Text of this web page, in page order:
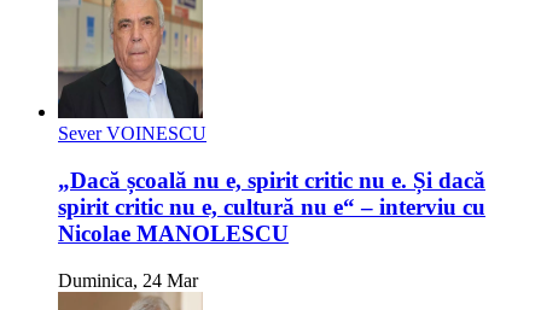
Sever VOINESCU
„Dacă școală nu e, spirit critic nu e. Și dacă
spirit critic nu e, cultură nu e“ – interviu cu
Nicolae MANOLESCU
Duminica, 24 Mar